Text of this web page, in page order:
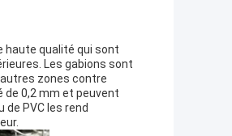
haute qualité qui sont
Les gabions sont
zones contre
de 0,2 mm et peuvent
PVC les rend